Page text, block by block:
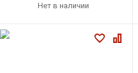
Нет в наличии